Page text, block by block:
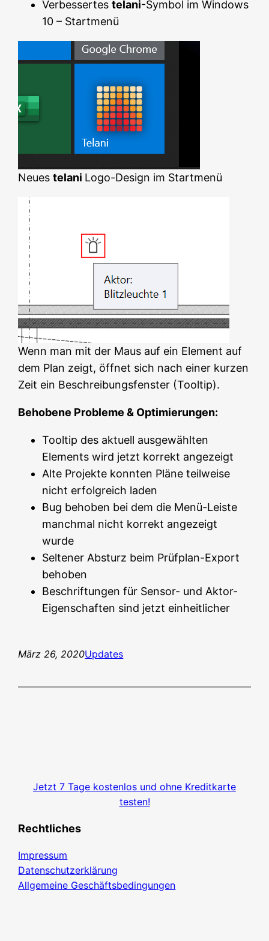
Verbessertestelani-Symbol im Windows
10 – Startmenü
Neuestelani Logo-Design im Startmenü
Wenn man mit der Maus auf ein Element auf
dem Plan zeigt, öffnet sich nach einer kurzen
Zeit ein Beschreibungsfenster (Tooltip).
Behobene Probleme & Optimierungen:
Tooltip des aktuell ausgewählten
Elements wird jetzt korrekt angezeigt
Alte Projekte konnten Pläne teilweise
nicht erfolgreich laden
Bug behoben bei dem die Menü-Leiste
manchmal nicht korrekt angezeigt
wurde
Seltener Absturz beim Prüfplan-Export
behoben
Beschriftungen für Sensor- und Aktor-
Eigenschaften sind jetzt einheitlicher
März 26, 2020Updates
Jetzt 7 Tage kostenlos und ohne Kreditkarte
testen!
Rechtliches
Impressum
Datenschutzerklärung
Allgemeine Geschäftsbedingungen